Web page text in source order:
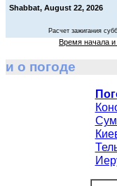
Shabbat, August 22, 2026
Расчет зажигания
Время начала
и о погоде